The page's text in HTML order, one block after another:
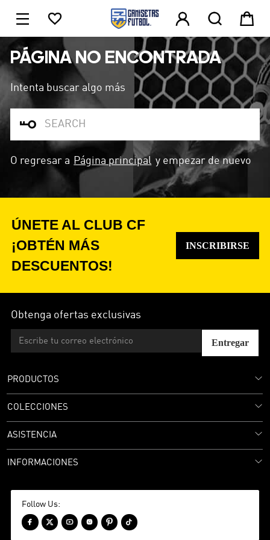
    
PÁGINA NO ENCONTRADA
Intenta buscar algo más

O regresar a Página principal y empezar de nuevo
ÚNETE AL CLUB CF
¡OBTÉN MÁS
DESCUENTOS!
INSCRIBIRSE
Obtenga ofertas exclusivas
Entregar
PRODUCTOS
COLECCIONES
ASISTENCIA
INFORMACIONES
Follow Us:
     